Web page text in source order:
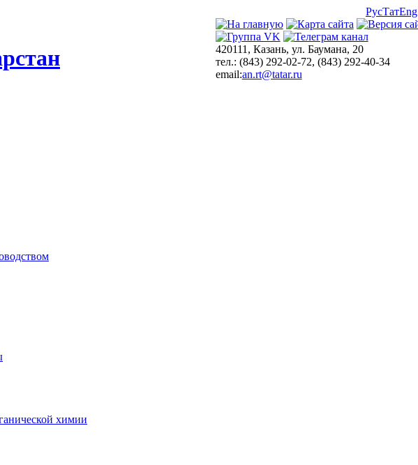
РусТатEng
420111, Казань, ул. Баумана, 20
тел.: (843) 292-02-72, (843) 292-40-34
email:an.rt@tatar.ru
химии